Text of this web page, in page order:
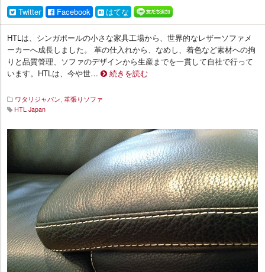
Twitter Facebook はてな
HTLは、シンガポールの小さな家具工場から、世界的なレザーソファメ
ーカーへ成長しました。 革の仕入れから、なめし、着色など素材への拘
りと品質管理、ソファのデザインから生産までを一貫して自社で行って
います。HTLは、今や世…
続きを読む
ワタリジャパン, 革張りソファ
HTL Japan
イ
ン
テ
プ
ラ
ス